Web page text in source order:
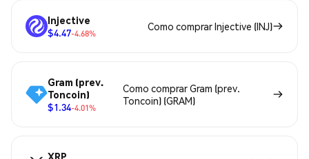
Injective
$4.47-4.68%
Como comprar Injective (INJ)
Gram (prev.
Toncoin)
$1.34-4.01%
Como comprar Gram (prev.
Toncoin) (GRAM)
XRP